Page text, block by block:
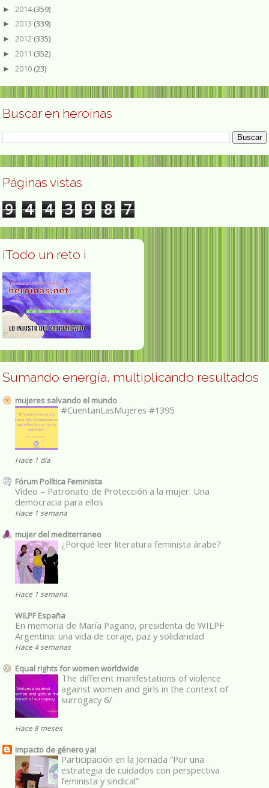
► 2014(359)
► 2013 (339)
► 2012 (335)
► 2011 (352)
► 2010 (23)
Buscar en heroínas
Páginas vistas
9 4 4 3 9 8 7
¡Todo un reto ¡
Sumando energía, multiplicando resultados
mujeres salvando el mundo
#CuentanLasMujeres #1395
Hace 1 día
Fórum Política Feminista
Vídeo – Patronato de Protección a la mujer: Una
democracia para ellos
Hace 1 semana
mujer del mediterraneo
¿Porqué leer literatura feminista árabe?
Hace 1 semana
WILPF España
En memoria de María Pagano, presidenta de WILPF
Argentina: una vida de coraje, paz y solidaridad
Hace 4 semanas
Equal rights for women worldwide
The different manifestations of violence
against women and girls in the context of
surrogacy 6/
Hace 8 meses
Impacto de género ya!
Participación en la Jornada “Por una
estrategia de cuidados con perspectiva
feminista y sindical”